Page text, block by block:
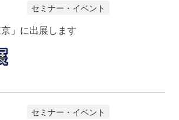
セミナー・イベント
京」に出展します
セミナー・イベント